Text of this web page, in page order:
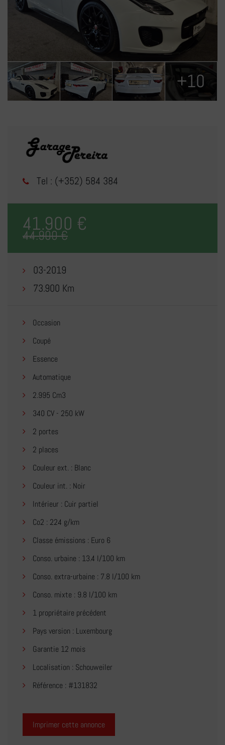
+10
Tel : (+352) 584 384
41.900 €
44.900 €
03-2019
73.900 Km
Occasion
Coupé
Essence
Automatique
2.995 Cm3
340 CV - 250 kW
2 portes
2 places
Couleur ext. : Blanc
Couleur int. : Noir
Intérieur : Cuir partiel
Co2 : 224 g/km
Classe émissions : Euro 6
Conso. urbaine : 13.4 l/100 km
Conso. extra-urbaine : 7.8 l/100 km
Conso. mixte : 9.8 l/100 km
1 propriétaire précédent
Pays version : Luxembourg
Garantie 12 mois
Localisation : Schouweiler
Référence : #131832
Imprimer cette annonce